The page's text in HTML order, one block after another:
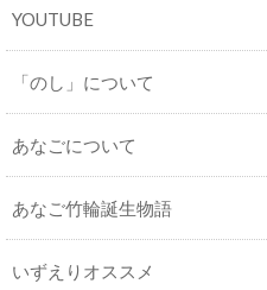
YOUTUBE
「のし」について
あなごについて
あなご竹輪誕生物語
いずえりオススメ